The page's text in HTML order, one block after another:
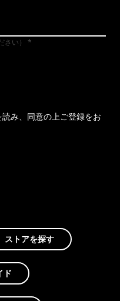
い）
読み、同意の上ご登録をお
ストアを探す
ド